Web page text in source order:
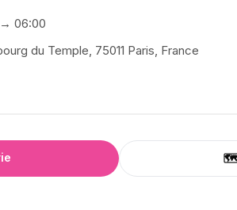
→ 06:00
du Temple, 75011 Paris, France
🗺️